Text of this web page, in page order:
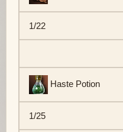
1/22
Haste Potion
1/25